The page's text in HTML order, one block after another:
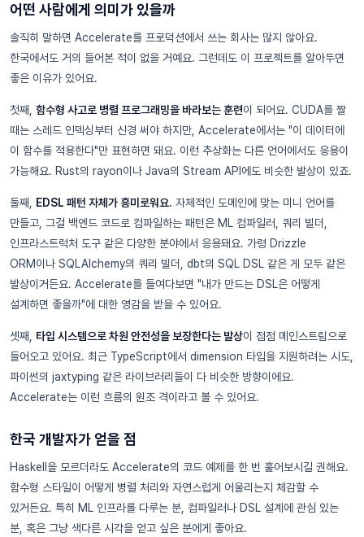
어떤 사람에게 의미가 있을까
솔직히 말하면 Accelerate를 프로덕션에서 쓰는 회사는 많지 않아요.
한국에서도 거의 들어본 적이 없을 거예요. 그런데도 이 프로젝트를 알아두면
좋은 이유가 있어요.
첫째, 함수형 사고로 병렬 프로그래밍을 바라보는 훈련이 되어요. CUDA를 짤
때는 스레드 인덱싱부터 신경 써야 하지만, Accelerate에서는 "이 데이터에
이 함수를 적용한다"만 표현하면 돼요. 이런 추상화는 다른 언어에서도 응용이
가능해요. Rust의 rayon이나 Java의 Stream API에도 비슷한 발상이 있죠.
둘째, EDSL 패턴 자체가 흥미로워요. 자체적인 도메인에 맞는 미니 언어를
만들고, 그걸 백엔드 코드로 컴파일하는 패턴은 ML 컴파일러, 쿼리 빌더,
인프라스트럭처 도구 같은 다양한 분야에서 응용돼요. 가령 Drizzle
ORM이나 SQLAlchemy의 쿼리 빌더, dbt의 SQL DSL 같은 게 모두 같은
발상이거든요. Accelerate를 들여다보면 "내가 만드는 DSL은 어떻게
설계하면 좋을까"에 대한 영감을 받을 수 있어요.
셋째, 타입 시스템으로 차원 안전성을 보장한다는 발상이 점점 메인스트림으로
들어오고 있어요. 최근 TypeScript에서 dimension 타입을 지원하려는 시도,
파이썬의 jaxtyping 같은 라이브러리들이 다 비슷한 방향이에요.
Accelerate는 이런 흐름의 원조 격이라고 볼 수 있어요.
한국 개발자가 얻을 점
Haskell을 모르더라도 Accelerate의 코드 예제를 한 번 훑어보시길 권해요.
함수형 스타일이 어떻게 병렬 처리와 자연스럽게 어울리는지 체감할 수
있거든요. 특히 ML 인프라를 다루는 분, 컴파일러나 DSL 설계에 관심 있는
분, 혹은 그냥 색다른 시각을 얻고 싶은 분에게 좋아요.